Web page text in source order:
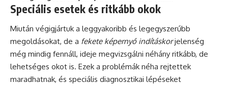
Speciális esetek és ritkább okok
Miután végigjártuk a leggyakoribb és legegyszerűbb
megoldásokat, de a fekete képernyő indításkorjelenség
még mindig fennáll, ideje megvizsgálni néhány ritkább, de
lehetséges okot is. Ezek a problémák néha rejtettek
maradhatnak, és speciális diagnosztikai lépéseket